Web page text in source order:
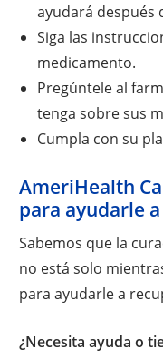
ayudará después
Siga las
medicamento.
Pregúntele al
tenga sobre sus
Cumpla con su
AmeriHealth
para ayudarle
Sabemos que la
no está solo
para ayudarle a
¿Necesita ayuda o